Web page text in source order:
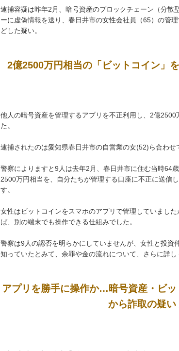
逮捕容疑は昨年2月、暗号資産のブロックチェーン（分散
ーに虚偽情報を送り、春日井市の女性会社員（65）の管
どした疑い。
2億2500万円相当の「ビットコイン」
他人の暗号資産を管理するアプリを不正利用し、2億
た。
逮捕されたのは愛知県春日井市の自営業の女(52)ら合わせ
警察によりますと9人は去年2月、春日井市に住む当時64
2500万円相当を、自分たちが管理する口座に不正に送信
す。
女性はビットコインをスマホのアプリで管理していまし
ば、別の端末でも操作できる仕組みでした。
警察は9人の認否を明らかにしていませんが、女性と投
知っていたとみて、余罪や金の流れについて、さらに詳し
アプリを勝手に操作か…暗号資産・ビ
から詐取の疑